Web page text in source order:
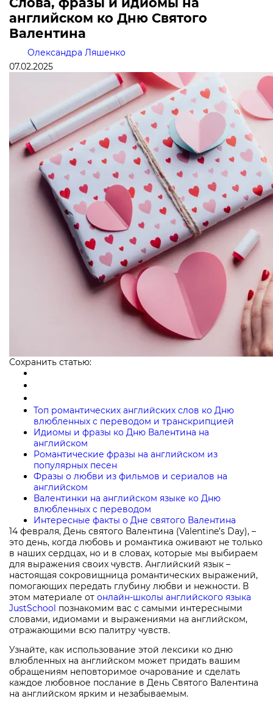
английском ко Дню Святого
Валентина
Олександра Ляшенко
07.02.2025
Сохранить статью:
Топ романтических английских слов ко Дню
влюбленных с переводом и транскрипцией
Идиомы и фразы ко Дню Валентина на
английском
Романтические фразы на английском из
популярных песен
Фразы о любви из фильмов и сериалов на
английском
Валентинки на английском языке ко Дню
влюбленных с переводом
Интересные факты о Дне святого Валентина
14 февраля, День святого Валентина (Valentine’s Day), –
это день, когда любовь и романтика оживают не только
в наших сердцах, но и в словах, которые мы выбираем
для выражения своих чувств. Английский язык –
настоящая сокровищница романтических выражений,
помогающих передать глубину любви и нежности. В
этом материале от онлайн-школы английского языка
JustSchool познакомим вас с самыми интересными
словами, идиомами и выражениями на английском,
отражающими всю палитру чувств.
Узнайте, как использование этой лексики ко дню
влюбленных на английском может придать вашим
обращениям неповторимое очарование и сделать
каждое любовное послание в День Святого Валентина
на английском ярким и незабываемым.